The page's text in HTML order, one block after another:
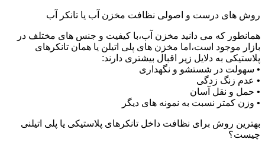
روش های درست و اصولی نظافت مخزن آب یا تانکر آب
همانطور که می دانید مخزن آب،با کیفیت و جنس های مختلف در
بازار موجود است،اما مخزن های پلی اتیلن یا همان تانکرهای
پلاستیکی به دلایل زیر اقبال بیشتری دارند:
• سهولت در شستشو و نگهداری
• عدم زنگ زدگی
• حمل و نقل آسان
• وزن کمتر نسبت به نمونه های دیگر
بهترین روش برای نظافت داخل تانکرهای پلاستیکی یا پلی اتیلنی
چیست؟